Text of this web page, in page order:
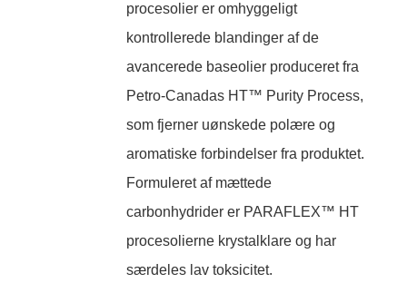
procesolier er omhyggeligt
kontrollerede blandinger af de
avancerede baseolier produceret fra
Petro-Canadas HT™ Purity Process,
som fjerner uønskede polære og
aromatiske forbindelser fra produktet.
Formuleret af mættede
carbonhydrider er PARAFLEX™ HT
procesolierne krystalklare og har
særdeles lav toksicitet.